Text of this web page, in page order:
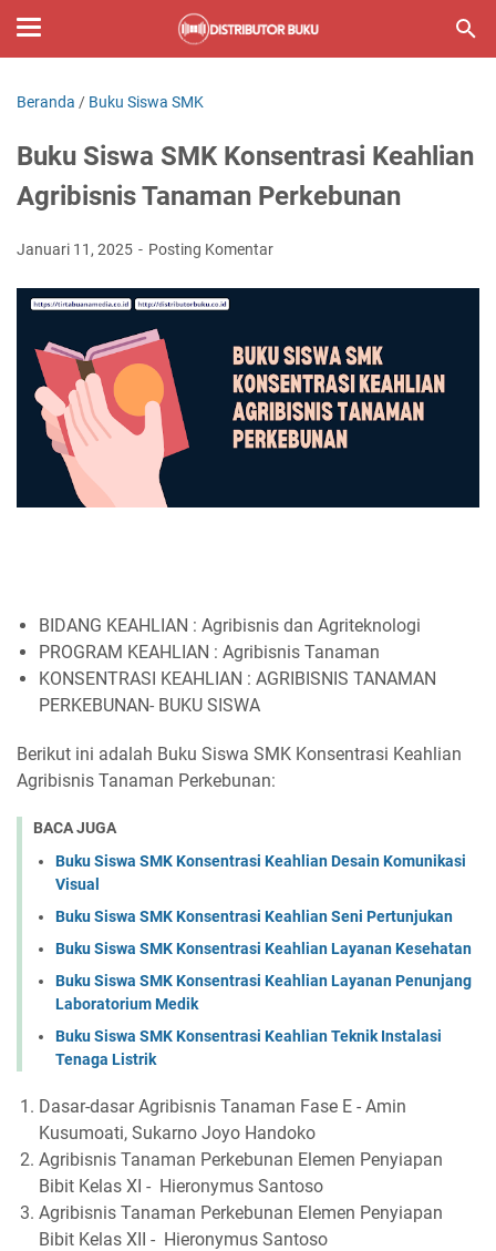
Beranda / Buku Siswa SMK
Buku Siswa SMK Konsentrasi Keahlian
Agribisnis Tanaman Perkebunan
Januari 11, 2025 Posting Komentar
BIDANG KEAHLIAN : Agribisnis dan Agriteknologi
PROGRAM KEAHLIAN : Agribisnis Tanaman
KONSENTRASI KEAHLIAN : AGRIBISNIS TANAMAN
PERKEBUNAN- BUKU SISWA
Berikut ini adalah Buku Siswa SMK Konsentrasi Keahlian
Agribisnis Tanaman Perkebunan:
BACA JUGA
Buku Siswa SMK Konsentrasi Keahlian Desain Komunikasi
Visual
Buku Siswa SMK Konsentrasi Keahlian Seni Pertunjukan
Buku Siswa SMK Konsentrasi Keahlian Layanan Kesehatan
Buku Siswa SMK Konsentrasi Keahlian Layanan Penunjang
Laboratorium Medik
Buku Siswa SMK Konsentrasi Keahlian Teknik Instalasi
Tenaga Listrik
Dasar-dasar Agribisnis Tanaman Fase E - Amin
Kusumoati, Sukarno Joyo Handoko
Agribisnis Tanaman Perkebunan Elemen Penyiapan
Bibit Kelas XI - Hieronymus Santoso
Agribisnis Tanaman Perkebunan Elemen Penyiapan
Bibit Kelas XII - Hieronymus Santoso